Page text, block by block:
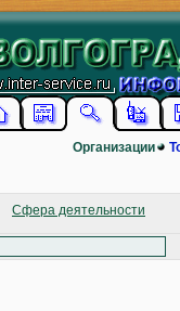
Организации
Сфера деятельности